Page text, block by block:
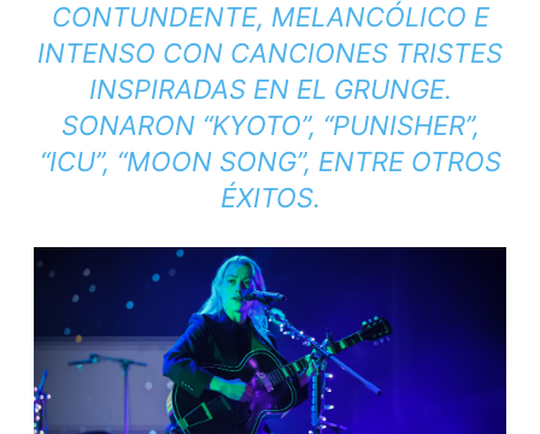
CONTUNDENTE, MELANCÓLICO E
INTENSO CON CANCIONES TRISTES
INSPIRADAS EN EL GRUNGE.
SONARON “KYOTO”, “PUNISHER”,
“ICU”, “MOON SONG”, ENTRE OTROS
ÉXITOS.